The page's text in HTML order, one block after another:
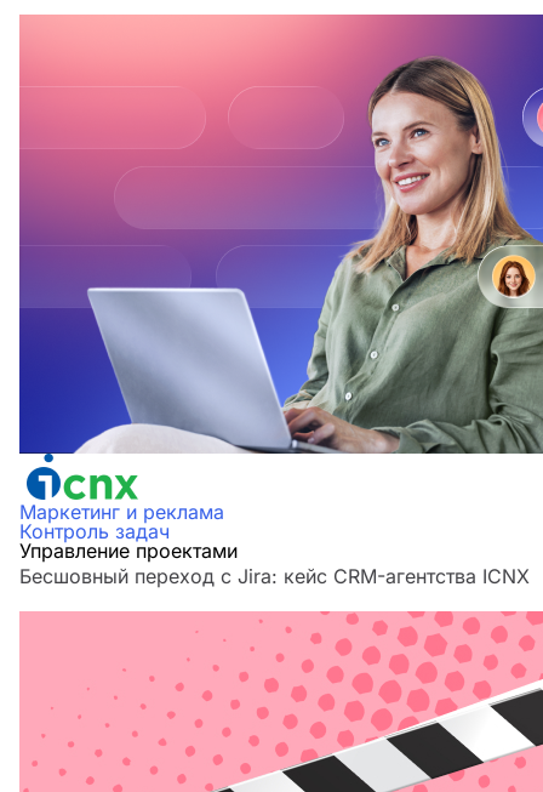
Маркетинг и реклама
Контроль задач
Управление проектами
Бесшовный переход с Jira: кейс CRM-агентства ICNX